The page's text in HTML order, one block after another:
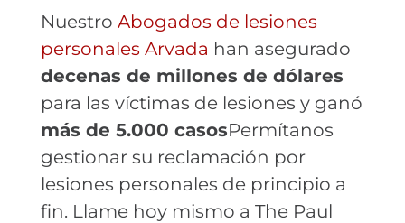
Nuestro Abogados de lesiones
personales Arvada han asegurado
decenas de millones de dólares
para las víctimas de lesiones y ganó
más de 5.000 casosPermítanos
gestionar su reclamación por
lesiones personales de principio a
fin. Llame hoy mismo a The Paul